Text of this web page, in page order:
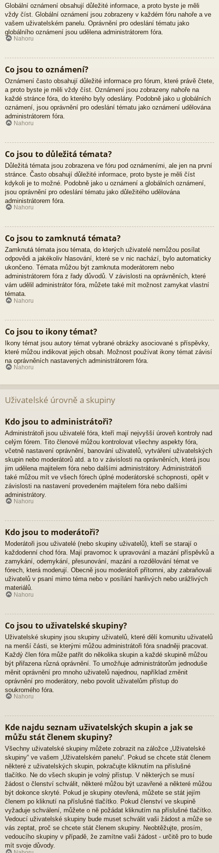
Globální oznámení obsahují důležité informace, a proto byste je měli
vždy číst. Globální oznámení jsou zobrazeny v každém fóru nahoře a ve
vašem uživatelském panelu. Oprávnění pro odeslání tématu jako
globálního oznámení jsou udělena administrátorem fóra.
Nahoru
Co jsou to oznámení?
Oznámení často obsahují důležité informace pro fórum, které právě čtete,
a proto byste je měli vždy číst. Oznámení jsou zobrazeny nahoře na
každé stránce fóra, do kterého byly odeslány. Podobně jako u globálních
oznámení, jsou oprávnění pro odeslání tématu jako oznámení udělována
administrátorem fóra.
Nahoru
Co jsou to důležitá témata?
Důležitá témata jsou zobrazena ve fóru pod oznámeními, ale jen na první
stránce. Často obsahují důležité informace, proto byste je měli číst
kdykoli je to možné. Podobně jako u oznámení a globálních oznámení,
jsou oprávnění pro odeslání tématu jako důležitého udělována
administrátorem fóra.
Nahoru
Co jsou to zamknutá témata?
Zamknutá témata jsou témata, do kterých uživatelé nemůžou posílat
odpovědi a jakékoliv hlasování, které se v nic nachází, bylo automaticky
ukončeno. Témata můžou být zamknuta moderátorem nebo
administrátorem fóra z řady důvodů. V závislosti na oprávněních, které
vám udělil administrátor fóra, můžete také mít možnost zamykat vlastní
témata.
Nahoru
Co jsou to ikony témat?
Ikony témat jsou autory témat vybrané obrázky asociované s příspěvky,
které můžou indikovat jejich obsah. Možnost používat ikony témat závisí
na oprávněních nastavených administrátorem fóra.
Nahoru
Uživatelské úrovně a skupiny
Kdo jsou to administrátoři?
Administrátoři jsou uživatelé fóra, kteří mají nejvyšší úroveň kontroly nad
celým fórem. Tito členové můžou kontrolovat všechny aspekty fóra,
včetně nastavení oprávnění, banování uživatelů, vytváření uživatelských
skupin nebo moderátorů atd. a to v závislosti na oprávněních, která jsou
jim udělena majitelem fóra nebo dalšími administrátory. Administrátoři
také můžou mít ve všech fórech úplné moderátorské schopnosti, opět v
závislosti na nastavení provedeném majitelem fóra nebo dalšími
administrátory.
Nahoru
Kdo jsou to moderátoři?
Moderátoři jsou uživatelé (nebo skupiny uživatelů), kteří se starají o
každodenní chod fóra. Mají pravomoc k upravování a mazání příspěvků a
zamykání, odemykání, přesunování, mazání a rozdělování témat ve
fórech, která moderují. Obecně jsou moderátoři přítomni, aby zabraňovali
uživatelů v psaní mimo téma nebo v posílání hanlivých nebo urážlivých
materiálů.
Nahoru
Co jsou to uživatelské skupiny?
Uživatelské skupiny jsou skupiny uživatelů, které dělí komunitu uživatelů
na menší části, se kterými můžou administrátoři fóra snadněji pracovat.
Každý člen fóra může patřit do několika skupin a každé skupině můžou
být přiřazena různá oprávnění. To umožňuje administrátorům jednoduše
měnit oprávnění pro mnoho uživatelů najednou, například změnit
oprávnění pro moderátory, nebo povolit uživatelům přístup do
soukromého fóra.
Nahoru
Kde najdu seznam uživatelských skupin a jak se
můžu stát členem skupiny?
Všechny uživatelské skupiny můžete zobrazit na záložce „Uživatelské
skupiny“ ve vašem „Uživatelském panelu“. Pokud se chcete stát členem
některé z uživatelských skupin, pokračujte kliknutím na příslušné
tlačítko. Ne do všech skupin je volný přístup. V některých se musí
žádost o členství schválit, některé můžou být uzavřené a některé můžou
být dokonce skryté. Pokud je skupiny otevřená, můžete se stát jejím
členem po kliknutí na příslušné tlačítko. Pokud členství ve skupině
vyžaduje schválení, můžete o ně požádat kliknutím na příslušné tlačítko.
Vedoucí uživatelské skupiny bude muset schválit vaši žádost a může se
vás zeptat, proč se chcete stát členem skupiny. Neobtěžujte, prosím,
vedoucího skupiny v případě, že zamítne vaši žádost - určitě pro to bude
mít svoje důvody.